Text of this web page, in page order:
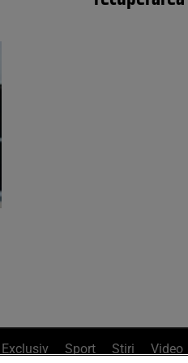
Exclusiv Sport Știri Video